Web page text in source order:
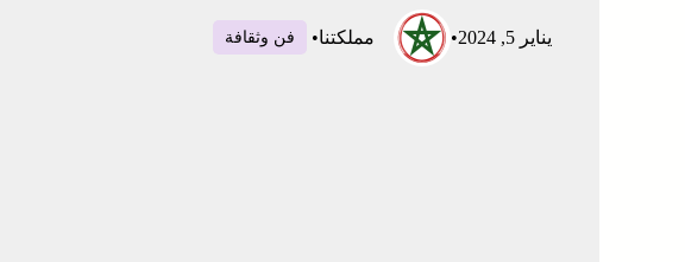
يناير 5, 2024 • مملكتنا• فن وثقافة